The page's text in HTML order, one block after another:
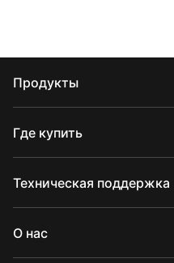
Продукты
Серия WEEBILL
Серия SMOOTH
Серия FIVERAY
Где купить
Авторизованные интернет-
Купить в магазинеs
Техническая поддержка
Скачать
Услуги по ремонту
Проверить совместимость
О нас